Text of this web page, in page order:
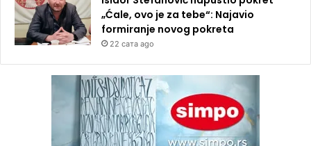
„Ćale, ovo je za tebe“: Najavio
formiranje novog pokreta
22 сата ago